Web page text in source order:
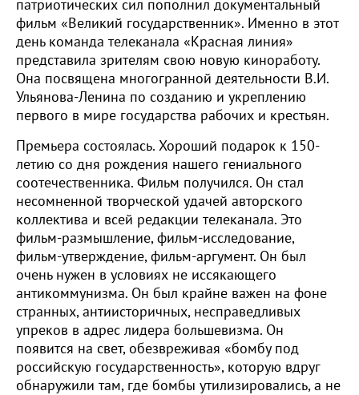
патриотических сил пополнил документальный
фильм «Великий государственник». Именно в этот
день команда телеканала «Красная линия»
представила зрителям свою новую киноработу.
Она посвящена многогранной деятельности В.И.
Ульянова-Ленина по созданию и укреплению
первого в мире государства рабочих и крестьян.
Премьера состоялась. Хороший подарок к 150-
летию со дня рождения нашего гениального
соотечественника. Фильм получился. Он стал
несомненной творческой удачей авторского
коллектива и всей редакции телеканала. Это
фильм-размышление, фильм-исследование,
фильм-утверждение, фильм-аргумент. Он был
очень нужен в условиях не иссякающего
антикоммунизма. Он был крайне важен на фоне
странных, антиисторичных, несправедливых
упреков в адрес лидера большевизма. Он
появится на свет, обезвреживая «бомбу под
российскую государственность», которую вдруг
обнаружили там, где бомбы утилизировались, а не